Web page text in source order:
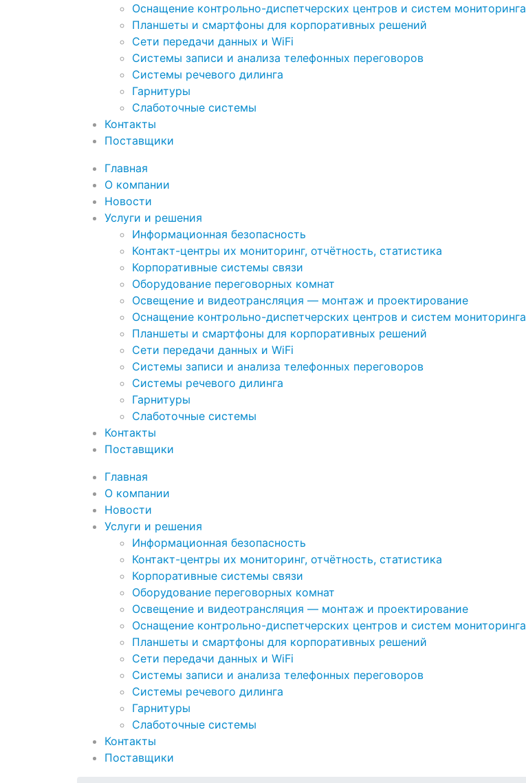
Оснащение контрольно-диспетчерских центров и систем мониторинга
Планшеты и смартфоны для корпоративных решений
Сети передачи данных и WiFi
Системы записи и анализа телефонных переговоров
Системы речевого дилинга
Гарнитуры
Слаботочные системы
Контакты
Поставщики
Главная
О компании
Новости
Услуги и решения
Информационная безопасность
Контакт-центры их мониторинг, отчётность, статистика
Корпоративные системы связи
Оборудование переговорных комнат
Освещение и видеотрансляция — монтаж и проектирование
Оснащение контрольно-диспетчерских центров и систем мониторинга
Планшеты и смартфоны для корпоративных решений
Сети передачи данных и WiFi
Системы записи и анализа телефонных переговоров
Системы речевого дилинга
Гарнитуры
Слаботочные системы
Контакты
Поставщики
Главная
О компании
Новости
Услуги и решения
Информационная безопасность
Контакт-центры их мониторинг, отчётность, статистика
Корпоративные системы связи
Оборудование переговорных комнат
Освещение и видеотрансляция — монтаж и проектирование
Оснащение контрольно-диспетчерских центров и систем мониторинга
Планшеты и смартфоны для корпоративных решений
Сети передачи данных и WiFi
Системы записи и анализа телефонных переговоров
Системы речевого дилинга
Гарнитуры
Слаботочные системы
Контакты
Поставщики